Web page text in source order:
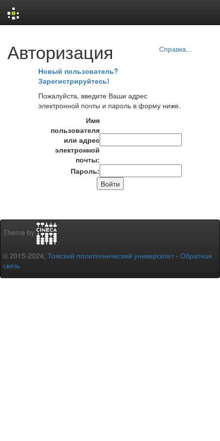
navigation
Авторизация Справка...
Новый пользователь?
Зарегистрируйтесь!
Пожалуйста, введите Ваши адрес
электронной почты и пароль в форму ниже.
Имя
пользователя
или адрес
электронной
почты:
Пароль:
Theme by
© 2015-2024, Томский политехнический университет - Обратная
связь